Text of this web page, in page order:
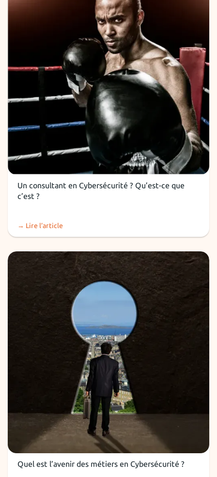
Métier Cybersécurité
Un consultant en Cybersécurité ? Qu’est-ce que
c’est ?
→ Lire l’article
Métier Cybersécurité
Quel est l’avenir des métiers en Cybersécurité ?